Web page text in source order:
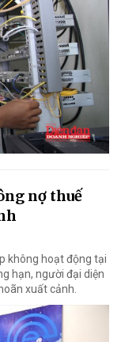
nợ thuế
không hoạt động tại
hạn, người đại diện
xuất cảnh.